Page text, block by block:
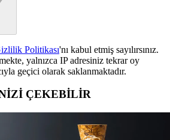
Politikası'nı kabul etmiş sayılırsınız.
yalnızca IP adresiniz tekrar oy
geçici olarak saklanmaktadır.
ÇEKEBİLİR